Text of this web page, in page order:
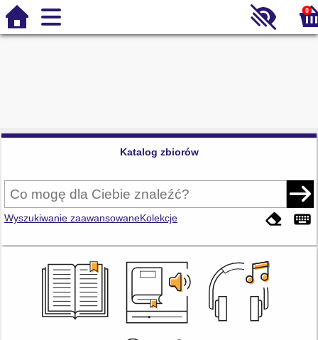
0
Katalog zbiorów
Wyszukiwanie zaawansowaneKolekcje